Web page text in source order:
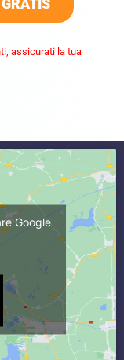
assicurati la tua
Google